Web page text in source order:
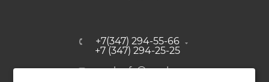
+7(347) 294-55-66
+7 (347) 294-25-25
upak-ufa@yandex.ru